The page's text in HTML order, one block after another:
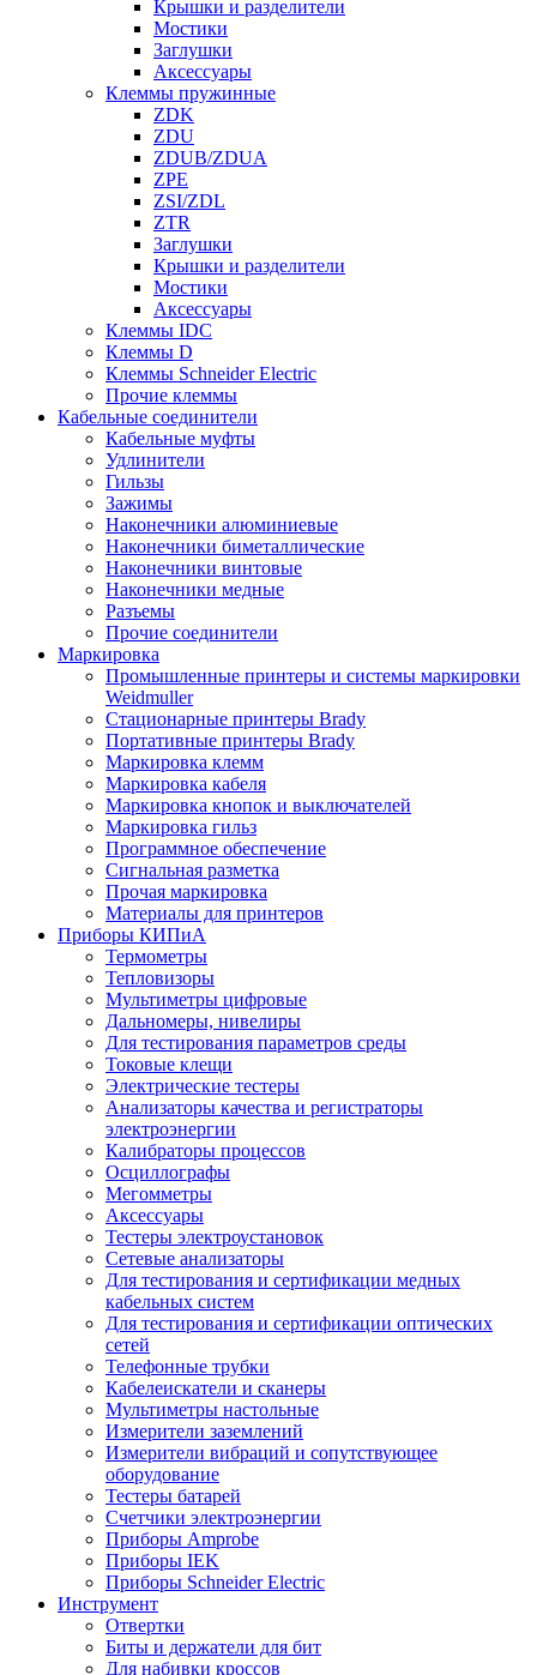
Крышки и разделители
Мостики
Заглушки
Аксессуары
Клеммы пружинные
ZDK
ZDU
ZDUB/ZDUA
ZPE
ZSI/ZDL
ZTR
Заглушки
Крышки и разделители
Мостики
Аксессуары
Клеммы IDC
Клеммы D
Клеммы Schneider Electric
Прочие клеммы
Кабельные соединители
Кабельные муфты
Удлинители
Гильзы
Зажимы
Наконечники алюминиевые
Наконечники биметаллические
Наконечники винтовые
Наконечники медные
Разъемы
Прочие соединители
Маркировка
Промышленные принтеры и системы маркировки
Weidmuller
Стационарные принтеры Brady
Портативные принтеры Brady
Маркировка клемм
Маркировка кабеля
Маркировка кнопок и выключателей
Маркировка гильз
Программное обеспечение
Сигнальная разметка
Прочая маркировка
Материалы для принтеров
Приборы КИПиА
Термометры
Тепловизоры
Мультиметры цифровые
Дальномеры, нивелиры
Для тестирования параметров среды
Токовые клещи
Электрические тестеры
Анализаторы качества и регистраторы
электроэнергии
Калибраторы процессов
Осциллографы
Мегомметры
Аксессуары
Тестеры электроустановок
Сетевые анализаторы
Для тестирования и сертификации медных
кабельных систем
Для тестирования и сертификации оптических
сетей
Телефонные трубки
Кабелеискатели и сканеры
Мультиметры настольные
Измерители заземлений
Измерители вибраций и сопутствующее
оборудование
Тестеры батарей
Счетчики электроэнергии
Приборы Amprobe
Приборы IEK
Приборы Schneider Electric
Инструмент
Отвертки
Биты и держатели для бит
Для набивки кроссов